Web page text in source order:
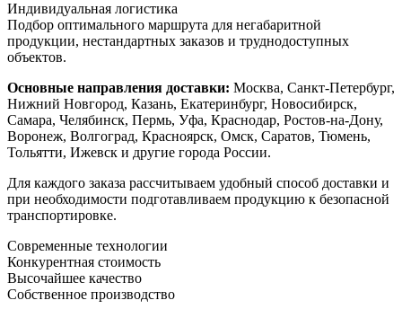
Индивидуальная логистика
Подбор оптимального маршрута для негабаритной
продукции, нестандартных заказов и труднодоступных
объектов.
Основные направления доставки: Москва, Санкт-Петербург,
Нижний Новгород, Казань, Екатеринбург, Новосибирск,
Самара, Челябинск, Пермь, Уфа, Краснодар, Ростов-на-Дону,
Воронеж, Волгоград, Красноярск, Омск, Саратов, Тюмень,
Тольятти, Ижевск и другие города России.
Для каждого заказа рассчитываем удобный способ доставки и
при необходимости подготавливаем продукцию к безопасной
транспортировке.
Современные технологии
Конкурентная стоимость
Высочайшее качество
Собственное производство